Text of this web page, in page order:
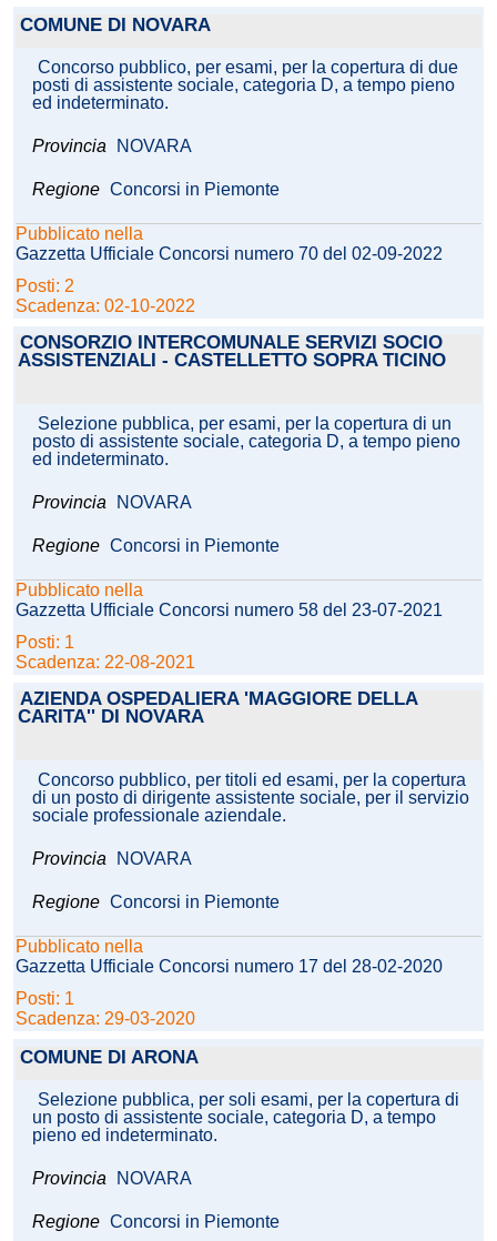
COMUNE DI NOVARA
Concorso pubblico, per esami, per la copertura di due
posti di assistente sociale, categoria D, a tempo pieno
ed indeterminato.
Provincia NOVARA
Regione Concorsi in Piemonte
Pubblicato nella
Gazzetta Ufficiale Concorsi numero 70 del 02-09-2022
Posti: 2
Scadenza: 02-10-2022
CONSORZIO INTERCOMUNALE SERVIZI SOCIO
ASSISTENZIALI - CASTELLETTO SOPRA TICINO
Selezione pubblica, per esami, per la copertura di un
posto di assistente sociale, categoria D, a tempo pieno
ed indeterminato.
Provincia NOVARA
Regione Concorsi in Piemonte
Pubblicato nella
Gazzetta Ufficiale Concorsi numero 58 del 23-07-2021
Posti: 1
Scadenza: 22-08-2021
AZIENDA OSPEDALIERA 'MAGGIORE DELLA
CARITA'' DI NOVARA
Concorso pubblico, per titoli ed esami, per la copertura
di un posto di dirigente assistente sociale, per il servizio
sociale professionale aziendale.
Provincia NOVARA
Regione Concorsi in Piemonte
Pubblicato nella
Gazzetta Ufficiale Concorsi numero 17 del 28-02-2020
Posti: 1
Scadenza: 29-03-2020
COMUNE DI ARONA
Selezione pubblica, per soli esami, per la copertura di
un posto di assistente sociale, categoria D, a tempo
pieno ed indeterminato.
Provincia NOVARA
Regione Concorsi in Piemonte